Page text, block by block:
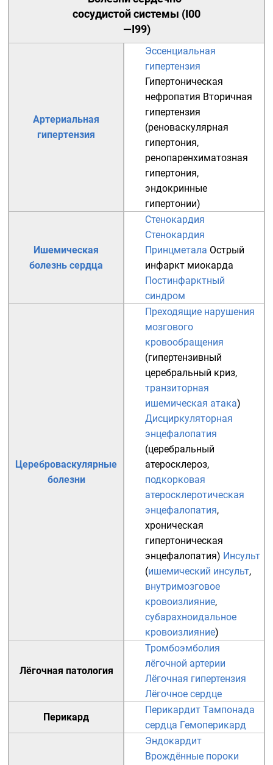
сосудистой системы (I00
—I99)
Артериальная
гипертензия
Эссенциальная
гипертензия
Гипертоническая
нефропатия Вторичная
гипертензия
(реноваскулярная
гипертония,
ренопаренхиматозная
гипертония,
эндокринные
гипертонии)
Ишемическая
болезнь сердца
Стенокардия
Стенокардия
Принцметала Острый
инфаркт миокарда
Постинфарктный
синдром
Цереброваскулярные
болезни
Преходящие нарушения
мозгового
кровообращения
(гипертензивный
церебральный криз,
транзиторная
ишемическая атака)
Дисциркуляторная
энцефалопатия
(церебральный
атеросклероз,
подкорковая
атеросклеротическая
энцефалопатия,
хроническая
гипертоническая
энцефалопатия) Инсульт
(ишемический инсульт,
внутримозговое
кровоизлияние,
субарахноидальное
кровоизлияние)
Лёгочная патология
Тромбоэмболия
лёгочной артерии
Лёгочная гипертензия
Лёгочное сердце
Перикард
Перикардит Тампонада
сердца Гемоперикард
Эндокардит
Врождённые пороки